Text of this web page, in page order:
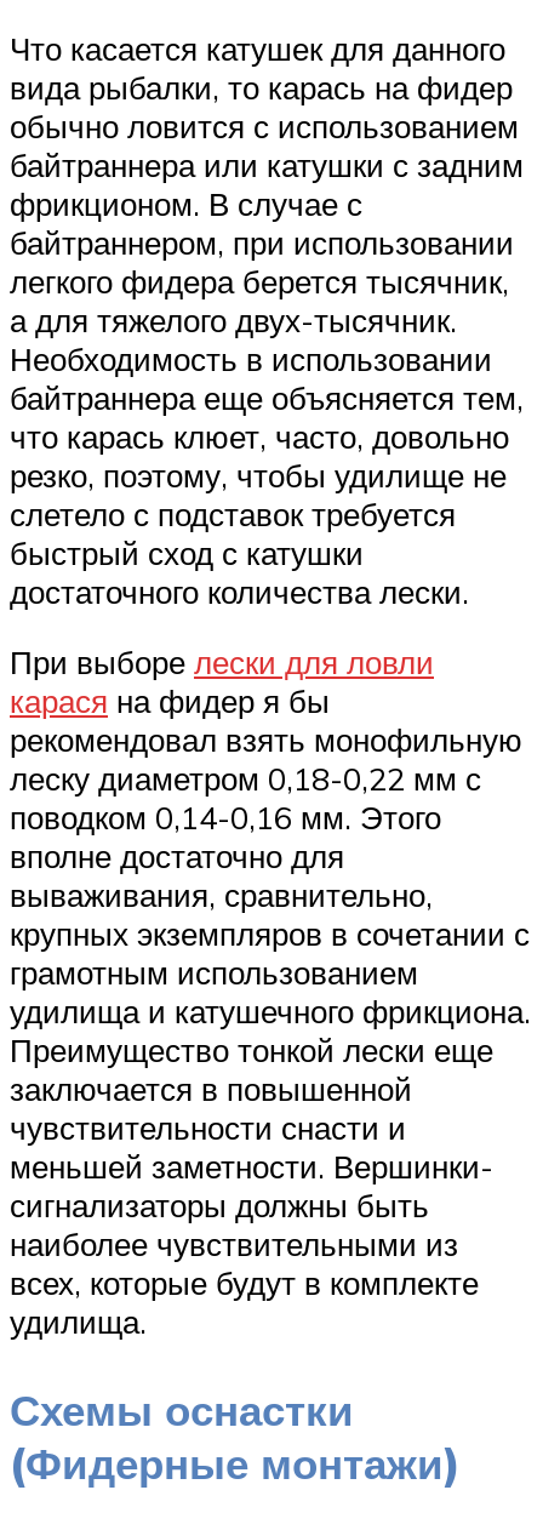
Что касается катушек для данного
вида рыбалки, то карась на фидер
обычно ловится с использованием
байтраннера или катушки с задним
фрикционом. В случае с
байтраннером, при использовании
легкого фидера берется тысячник,
а для тяжелого двух-тысячник.
Необходимость в использовании
байтраннера еще объясняется тем,
что карась клюет, часто, довольно
резко, поэтому, чтобы удилище не
слетело с подставок требуется
быстрый сход с катушки
достаточного количества лески.
При выборе лески для ловли
карася на фидер я бы
рекомендовал взять монофильную
леску диаметром 0,18-0,22 мм с
поводком 0,14-0,16 мм. Этого
вполне достаточно для
вываживания, сравнительно,
крупных экземпляров в сочетании с
грамотным использованием
удилища и катушечного фрикциона.
Преимущество тонкой лески еще
заключается в повышенной
чувствительности снасти и
меньшей заметности. Вершинки-
сигнализаторы должны быть
наиболее чувствительными из
всех, которые будут в комплекте
удилища.
Схемы оснастки
(Фидерные монтажи)